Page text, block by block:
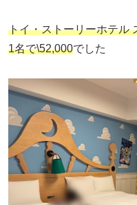
トイ・ストーリーホテル
1名で\52,000でした